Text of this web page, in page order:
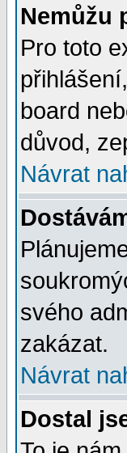
Nemůžu
Pro toto
board
důvod,
Návrat
svého
zakázat.
Návrat
Dostal